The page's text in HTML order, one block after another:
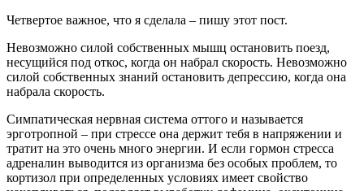
Четвертое важное, что я сделала – пишу этот пост.
Невозможно силой собственных мышц остановить поезд,
несущийся под откос, когда он набрал скорость. Невозможно
силой собственных знаний остановить депрессию, когда она
набрала скорость.
Симпатическая нервная система оттого и называется
эрготропной – при стрессе она держит тебя в напряжении и
тратит на это очень много энергии. И если гормон стресса
адреналин выводится из организма без особых проблем, то
кортизол при определенных условиях имеет свойство